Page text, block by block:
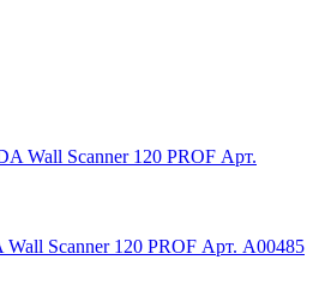
Scanner 120 PROF Арт. А00485